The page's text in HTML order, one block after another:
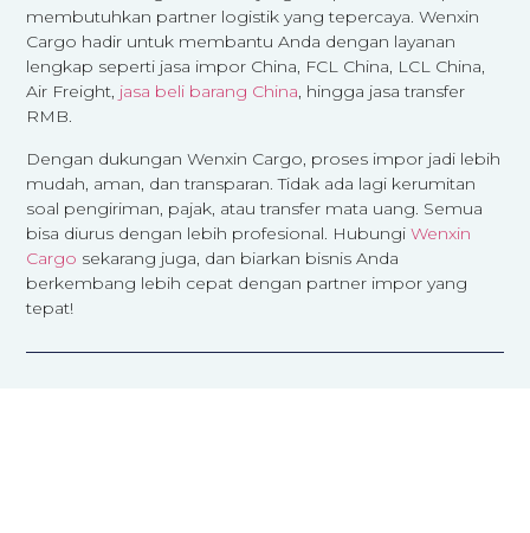
membutuhkan partner logistik yang tepercaya. Wenxin
Cargo hadir untuk membantu Anda dengan layanan
lengkap seperti jasa impor China, FCL China, LCL China,
Air Freight, jasa beli barang China, hingga jasa transfer
RMB.
Dengan dukungan Wenxin Cargo, proses impor jadi lebih
mudah, aman, dan transparan. Tidak ada lagi kerumitan
soal pengiriman, pajak, atau transfer mata uang. Semua
bisa diurus dengan lebih profesional. HubungiWenxin
Cargo sekarang juga, dan biarkan bisnis Anda
berkembang lebih cepat dengan partner impor yang
tepat!